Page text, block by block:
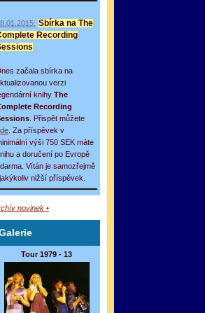
Sbírka na The
Recording
začala sbírka na
verzi
knihy The
Recording
. Přispět můžete
. Za příspěvek v
výši 750 SEK máte
a doručení po Evropě
Vítán je samozřejmě
nižší příspěvek.
novinek •
Tour 1979 - 13